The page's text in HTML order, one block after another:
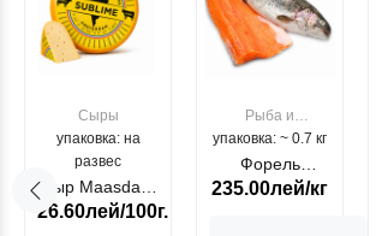
Сыры
упаковка: на
развес
Сыр Maasdam
Sublime Cow
26.60лей/100г.
Рыба и
морепродукты
упаковка: ~ 0.7 кг
Форель
лососевая
235.00лей/кг